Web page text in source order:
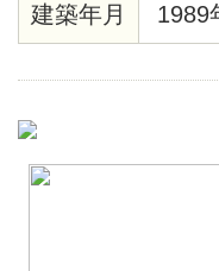
建築年月